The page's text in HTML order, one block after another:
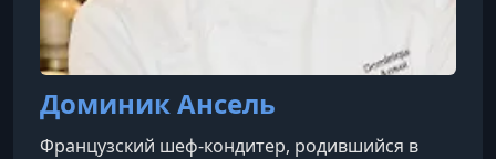
Доминик Ансель
Французский шеф-кондитер, родившийся в